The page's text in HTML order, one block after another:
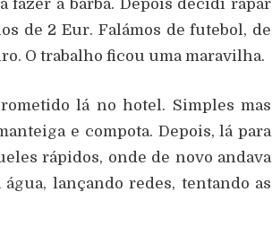
fazer a barba. Depois decidi rapar
de 2 Eur. Falámos de futebol, de
O trabalho ficou uma maravilha.
lá no hotel. Simples mas
e compota. Depois, lá para
rápidos, onde de novo andava
lançando redes, tentando as